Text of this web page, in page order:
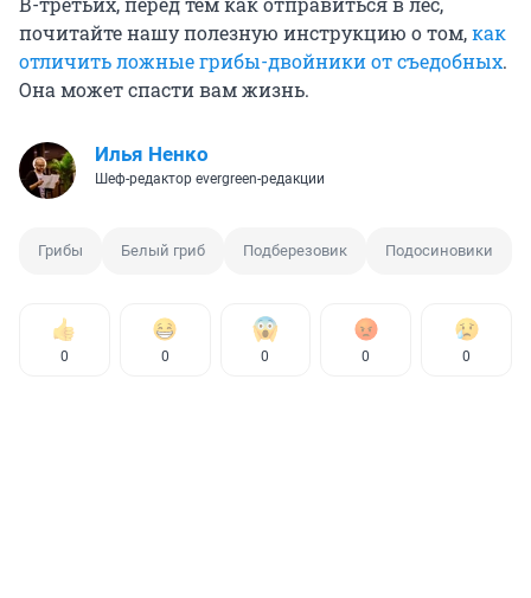
почитайте нашу полезную инструкцию о том,как
отличить ложные грибы-двойники от съедобных.
Она может спасти вам жизнь.
Илья Ненко
Шеф-редактор evergreen-редакции
Грибы Белый гриб Подберезовик Подосиновики
0 0 0 0 0